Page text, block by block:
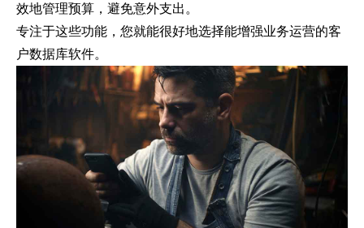
效地管理预算，避免意外支出。
专注于这些功能，您就能很好地选择能增强业务运营的客
户数据库软件。